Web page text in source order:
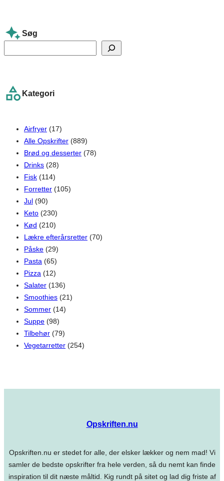
Søg
e
c
Kategori
Airfryer (17)
Alle Opskrifter (889)
Brød og desserter (78)
Drinks (28)
Fisk (114)
Forretter (105)
Jul (90)
Keto (230)
Kød (210)
Lækre efterårsretter (70)
Påske (29)
Pasta (65)
Pizza (12)
Salater (136)
Smoothies (21)
Sommer (14)
Suppe (98)
Tilbehør (79)
Vegetarretter (254)
Opskriften.nu
Opskriften.nu er stedet for alle, der elsker lækker og nem mad! Vi
samler de bedste opskrifter fra hele verden, så du nemt kan finde
inspiration til dit næste måltid. Kig rundt på sitet og lad dig friste af